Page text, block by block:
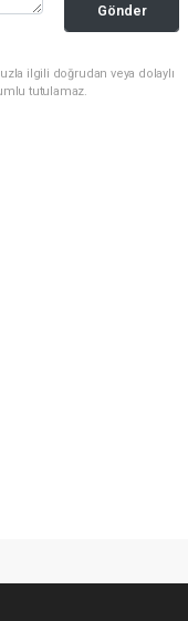
Gönder
ilgili doğrudan veya dolaylı
tutulamaz.